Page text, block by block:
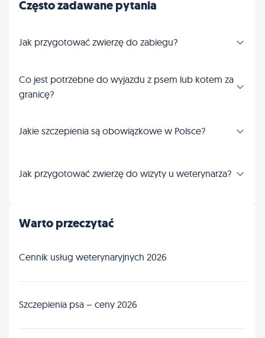
Często zadawane pytania
Jak przygotować zwierzę do zabiegu?
Co jest potrzebne do wyjazdu z psem lub kotem za
granicę?
Jakie szczepienia są obowiązkowe w Polsce?
Jak przygotować zwierzę do wizyty u weterynarza?
Warto przeczytać
Cennik usług weterynaryjnych 2026
Szczepienia psa – ceny 2026